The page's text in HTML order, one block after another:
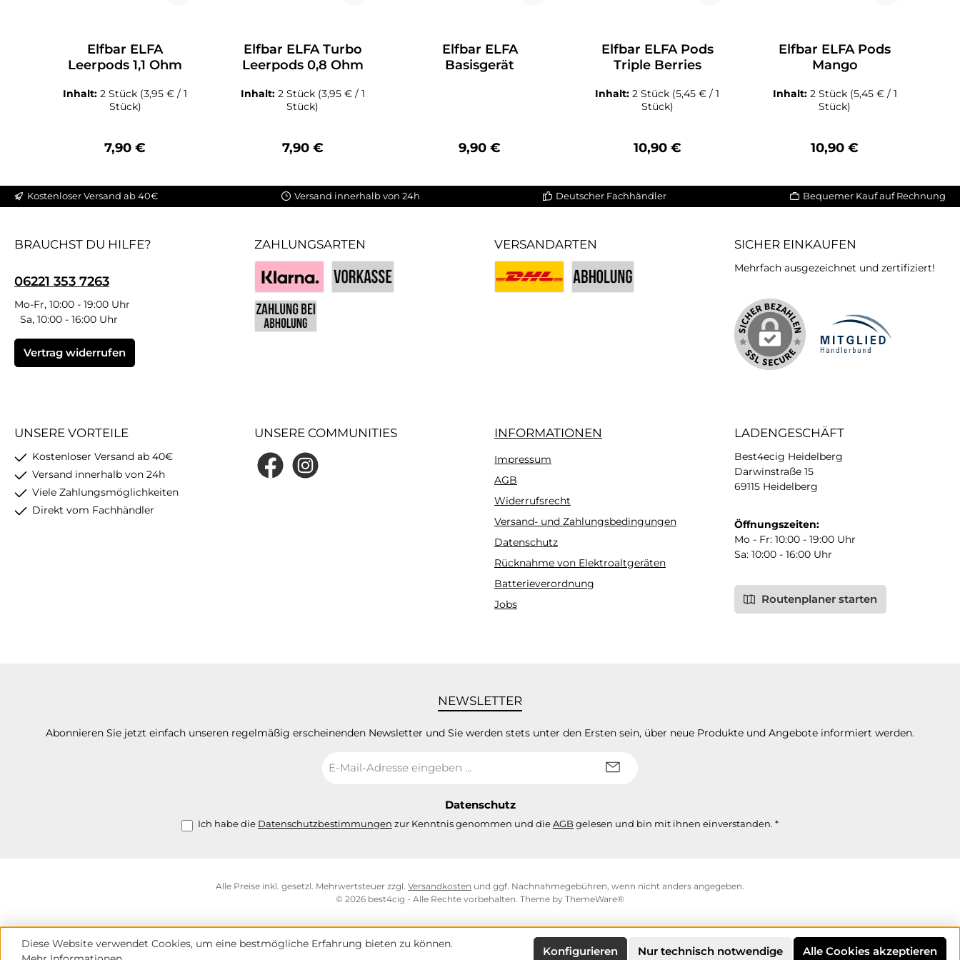
Elfbar ELFA
Leerpods 1,1 Ohm
Inhalt:2 Stück (3,95 € / 1
Stück)
Regulärer Preis:
7,90 €
Elfbar ELFA Turbo
Leerpods 0,8 Ohm
Inhalt: 2 Stück (3,95 € / 1
Stück)
Regulärer Preis:
7,90 €
Elfbar ELFA
Basisgerät
Regulärer Preis:
9,90 €
Elfbar ELFA Pods
Triple Berries
Inhalt:2 Stück (5,45 € / 1
Stück)
Regulärer Preis:
10,90 €
Elfbar ELFA Pods
Mango
Inhalt: 2 Stück (5,45 € / 1
Stück)
Regulärer Preis:
10,90 €
Kostenloser Versand ab 40€ Versand innerhalb von 24h Deutscher Fachhändler Bequemer Kauf auf Rechnung
BRAUCHST DU HILFE?
06221 353 7263
Mo-Fr, 10:00 - 19:00 Uhr
Sa, 10:00 - 16:00 Uhr
Vertrag widerrufen
ZAHLUNGSARTEN
Klarna
VERSANDARTEN SICHER EINKAUFEN
Mehrfach ausgezeichnet und zertifiziert!
UNSERE VORTEILE
Kostenloser Versand ab 40€
Versand innerhalb von 24h
Viele Zahlungsmöglichkeiten
Direkt vom Fachhändler
UNSERE COMMUNITIES
FacebookInstagram
INFORMATIONEN
Impressum
AGB
Widerrufsrecht
Versand- und Zahlungsbedingungen
Datenschutz
Rücknahme von Elektroaltgeräten
Batterieverordnung
Jobs
LADENGESCHÄFT
Best4ecig Heidelberg
Darwinstraße 15
69115 Heidelberg
Öffnungszeiten:
Mo - Fr: 10:00 - 19:00 Uhr
Sa: 10:00 - 16:00 Uhr
Routenplaner starten
NEWSLETTER
Abonnieren Sie jetzt einfach unseren regelmäßig erscheinenden Newsletter und Sie werden stets unter den Ersten sein, über neue Produkte und Angebote informiert werden.
Mail-
Datenschutz
Ich habe die Datenschutzbestimmungen zur Kenntnis genommen und dieAGB gelesen und bin mit ihnen einverstanden. *
Alle Preise inkl. gesetzl. Mehrwertsteuer zzgl. Versandkosten und ggf. Nachnahmegebühren, wenn nicht anders angegeben.
© 2026 best4cig - Alle Rechte vorbehalten. Theme by ThemeWare®
Diese Website verwendet Cookies, um eine bestmögliche Erfahrung bieten zu können.
Nur technisch notwendige
Konfigurieren Alle Cookies akzeptieren